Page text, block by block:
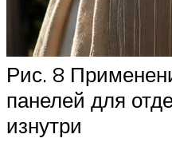
Рис. 8
панелей для
изнутри